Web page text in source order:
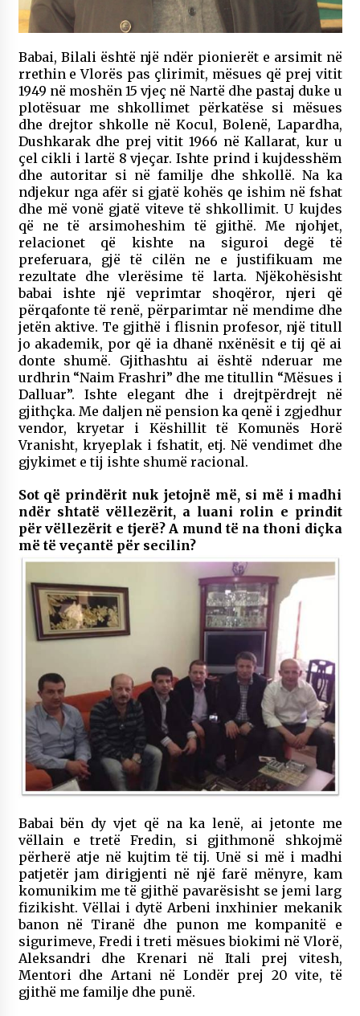
Babai, Bilali është një ndër pionierët e arsimit në
rrethin e Vlorës pas çlirimit, mësues që prej vitit
1949 në moshën 15 vjeç në Nartë dhe pastaj duke u
plotësuar me shkollimet përkatëse si mësues
dhe drejtor shkolle në Kocul, Bolenë, Lapardha,
Dushkarak dhe prej vitit 1966 në Kallarat, kur u
çel cikli i lartë 8 vjeçar. Ishte prind i kujdesshëm
dhe autoritar si në familje dhe shkollë. Na ka
ndjekur nga afër si gjatë kohës qe ishim në fshat
dhe më vonë gjatë viteve të shkollimit. U kujdes
që ne të arsimoheshim të gjithë. Me njohjet,
relacionet që kishte na siguroi degë të
preferuara, gjë të cilën ne e justifikuam me
rezultate dhe vlerësime të larta. Njëkohësisht
babai ishte një veprimtar shoqëror, njeri që
përqafonte të renë, përparimtar në mendime dhe
jetën aktive. Te gjithë i flisnin profesor, një titull
jo akademik, por që ia dhanë nxënësit e tij që ai
donte shumë. Gjithashtu ai është nderuar me
urdhrin “Naim Frashri” dhe me titullin “Mësues i
Dalluar”. Ishte elegant dhe i drejtpërdrejt në
gjithçka. Me daljen në pension ka qenë i zgjedhur
vendor, kryetar i Këshillit të Komunës Horë
Vranisht, kryeplak i fshatit, etj. Në vendimet dhe
gjykimet e tij ishte shumë racional.
Sot që prindërit nuk jetojnë më, si më i madhi
ndër shtatë vëllezërit, a luani rolin e prindit
për vëllezërit e tjerë? A mund të na thoni diçka
më të veçantë për secilin?
Babai bën dy vjet që na ka lenë, ai jetonte me
vëllain e tretë Fredin, si gjithmonë shkojmë
përherë atje në kujtim të tij. Unë si më i madhi
patjetër jam dirigjenti në një farë mënyre, kam
komunikim me të gjithë pavarësisht se jemi larg
fizikisht. Vëllai i dytë Arbeni inxhinier mekanik
banon në Tiranë dhe punon me kompanitë e
sigurimeve, Fredi i treti mësues biokimi në Vlorë,
Aleksandri dhe Krenari në Itali prej vitesh,
Mentori dhe Artani në Londër prej 20 vite, të
gjithë me familje dhe punë.